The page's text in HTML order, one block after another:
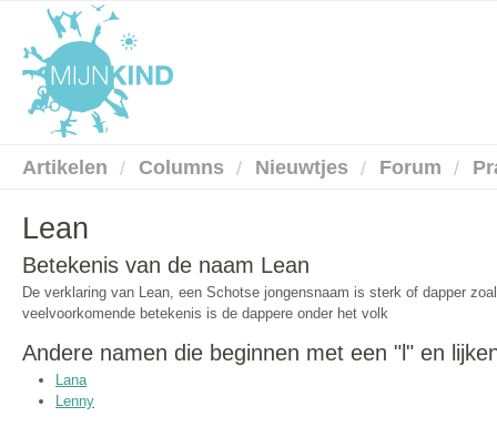
Artikelen Columns Nieuwtjes Forum
Lean
Betekenis van de naam Lean
De verklaring van Lean, een Schotse jongensnaam is sterk of dapper
veelvoorkomende betekenis is de dappere onder het volk
Andere namen die beginnen met een "l" en
Lana
Lenny